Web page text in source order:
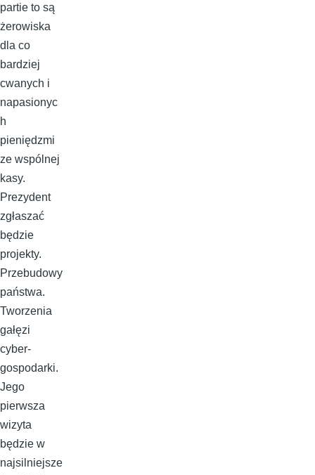
partie to są
żerowiska
dla co
bardziej
cwanych i
napasionyc
h
pieniędzmi
ze wspólnej
kasy.
Prezydent
zgłaszać
będzie
projekty.
Przebudowy
państwa.
Tworzenia
gałęzi
cyber-
gospodarki.
Jego
pierwsza
wizyta
będzie w
najsilniejsze